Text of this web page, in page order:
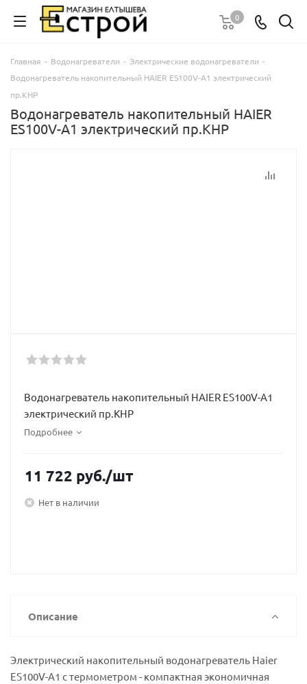
0
Главная - Водонагреватели - Электрические водонагреватели -
Водонагреватель накопительный HAIER ES100V-A1 электрический
пр.КНР
Водонагреватель накопительный HAIER
ES100V-A1 электрический пр.КНР
Водонагреватель накопительный HAIER ES100V-A1
электрический пр.КНР
Подробнее
11 722 руб./шт
Нет в наличии
Описание
Электрический накопительный водонагреватель Haier
ES100V-A1 с термометром - компактная экономичная